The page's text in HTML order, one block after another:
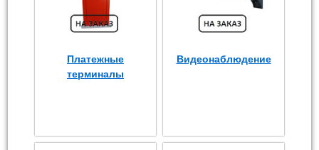
Платежные
терминалы
Видеонаблюдение